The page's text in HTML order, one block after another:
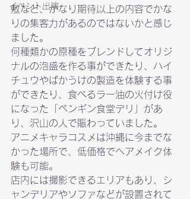
イベント出演
敷など、かなり期待以上の内容でかな
りの集客力があるのではないかと感じ
ました。
何種類かの原種をブレンドしてオリジ
ナルの泡盛を作る事ができたり、ハイ
チュウやばかうけの製造を体験する事
ができたり、食べるラー油の火付け役
になった「ペンギン食堂デリ」があ
り、沢山の人で賑わっていました。
アニメキャラコスメは沖縄に今までな
かった場所で、低価格でヘアメイク体
験も可能。
店内には撮影できるエリアもあり、シ
ャンデリアやソファなどが設置されて